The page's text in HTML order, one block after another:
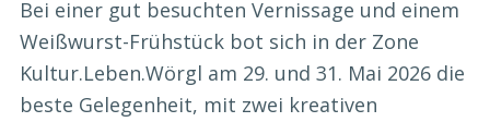
Bei einer gut besuchten Vernissage und einem
Weißwurst-Frühstück bot sich in der Zone
Kultur.Leben.Wörgl am 29. und 31. Mai 2026 die
beste Gelegenheit, mit zwei kreativen